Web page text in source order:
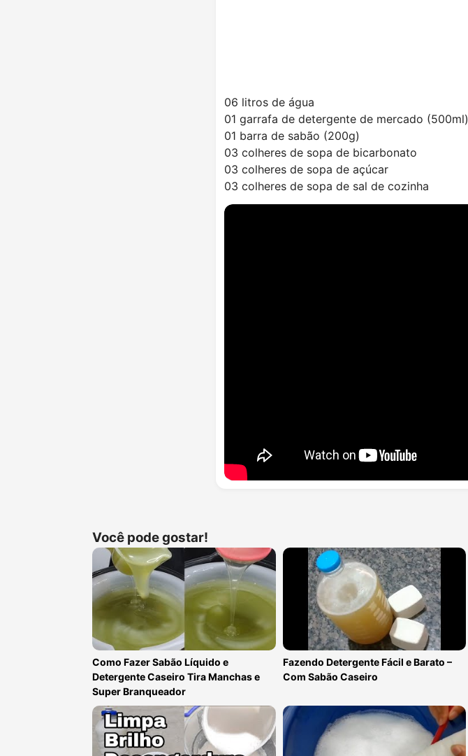
06 litros de água
01 garrafa de detergente de mercado (500ml)
01 barra de sabão (200g)
03 colheres de sopa de bicarbonato
03 colheres de sopa de açúcar
03 colheres de sopa de sal de cozinha
Você pode gostar!
Como Fazer Sabão Líquido e
Detergente Caseiro Tira Manchas e
Super Branqueador
Fazendo Detergente Fácil e Barato –
Com Sabão Caseiro